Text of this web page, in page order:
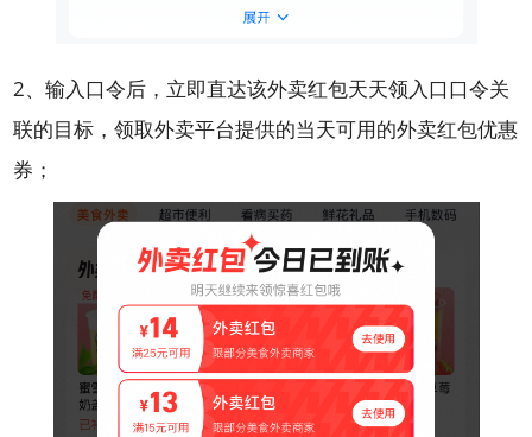
2、输入口令后，立即直达该外卖红包天天领入口口令关
联的目标，领取外卖平台提供的当天可用的外卖红包优惠
券；